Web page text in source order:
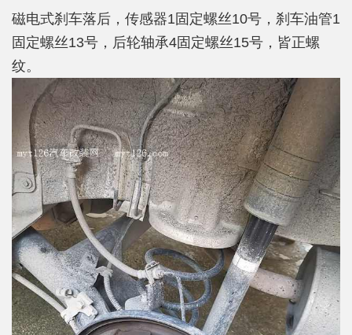
磁电式刹车落后，传感器1固定螺丝10号，刹车油管1
固定螺丝13号，后轮轴承4固定螺丝15号，皆正螺
纹。